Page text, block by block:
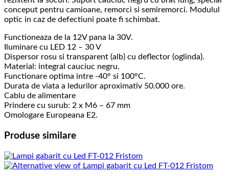
conceput pentru camioane, remorci si semiremorci. Modulul
optic in caz de defectiuni poate fi schimbat.
Functioneaza de la 12V pana la 30V.
Iluminare cu LED 12 – 30 V
Dispersor rosu si transparent (alb) cu deflector (oglinda).
Material: integral cauciuc negru.
Functionare optima intre -40° si 100°C.
Durata de viata a ledurilor aproximativ 50.000 ore.
Cablu de alimentare
Prindere cu surub: 2 x M6 – 67 mm
Omologare Europeana E2.
Produse similare